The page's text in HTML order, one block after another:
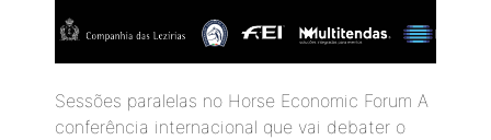
Sessões paralelas no Horse Economic Forum A
conferência internacional que vai debater o